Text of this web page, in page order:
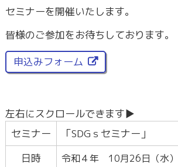
セミナーを開催いたします。
皆様のご参加をお待ちしております。
申込みフォーム
セミナー
「SDGｓセミナー」
日時
令和４年 10月26日（水